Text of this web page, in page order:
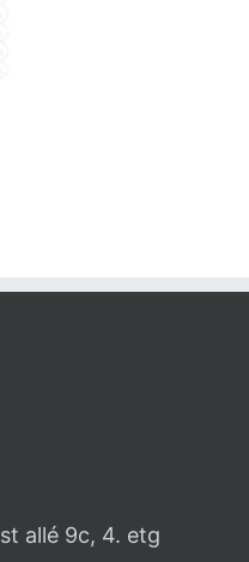
allé 9c, 4. etg